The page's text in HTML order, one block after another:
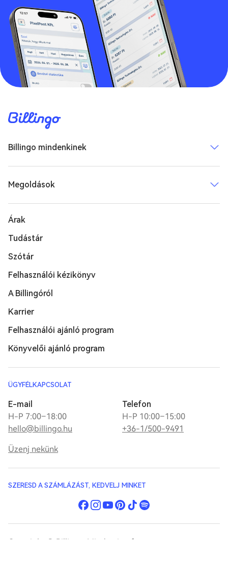
ÜGYFÉLKAPCSOLAT
E-mail
H-P 7:00–18:00
hello@billingo.hu
Telefon
H-P 10:00–15:00
+36-1/500-9491
Üzenj nekünk
Billingo mindenkinek
Megoldások
Árak
Tudástár
Szótár
Felhasználói kézikönyv
A Billingóról
Karrier
Felhasználói ajánló program
Könyvelői ajánló program
SZERESD A SZÁMLÁZÁST, KEDVELJ MINKET
Copyright © Billingo. Minden jog fenntartva.